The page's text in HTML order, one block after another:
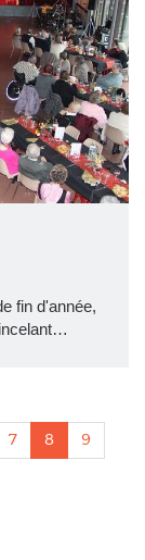
fin d'année,
Page
7
Page
actuelle
8 Page
9